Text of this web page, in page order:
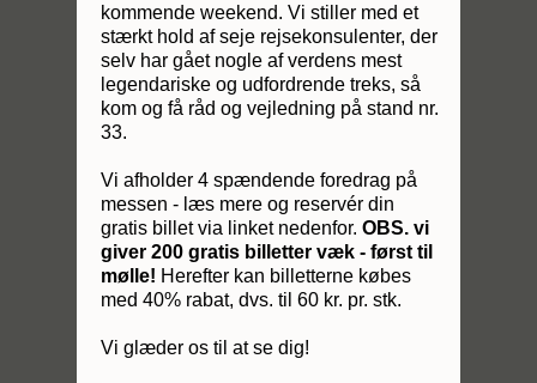
kommende weekend. Vi stiller med et
stærkt hold af seje rejsekonsulenter, der
selv har gået nogle af verdens mest
legendariske og udfordrende treks, så
kom og få råd og vejledning på stand nr.
33.
Vi afholder 4 spændende foredrag på
messen - læs mere og reservér din
gratis billet via linket nedenfor. OBS. vi
giver 200 gratis billetter væk - først til
mølle! Herefter kan billetterne købes
med 40% rabat, dvs. til 60 kr. pr. stk.
Vi glæder os til at se dig!